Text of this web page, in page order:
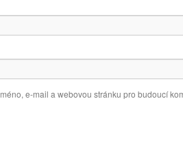
e-mail a webovou stránku pro budoucí